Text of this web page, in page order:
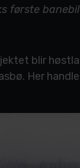
første
blir
Her